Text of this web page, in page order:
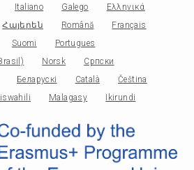
Italiano Galego
Ελληνικά
Հայերեն Română
Français
Suomi
Portugues
Norsk
Српски
Беларускі Català
Čeština
Malagasy Ikirundi